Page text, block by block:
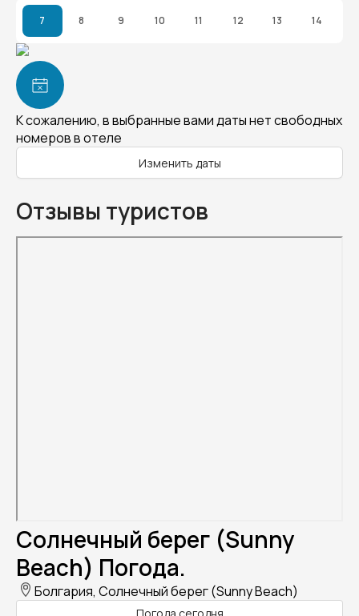
7 8 9 10 11 12 13 14
К сожалению, в выбранные вами даты нет свободных
номеров в отеле
Изменить даты
Отзывы туристов
Солнечный берег (Sunny
Beach) Погода.
Болгария, Солнечный берег (Sunny Beach)